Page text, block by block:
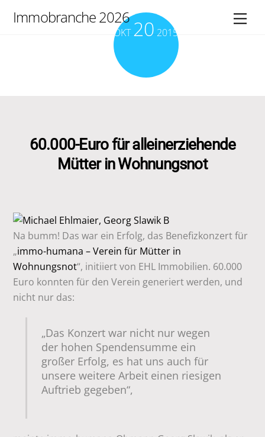
Immobranche 2026
OKT 20 2015
60.000-Euro für alleinerziehende
Mütter in Wohnungsnot
Na bumm! Das war ein Erfolg, das Benefizkonzert für
„immo-humana – Verein für Mütter in
Wohnungsnot“, initiiert von EHL Immobilien. 60.000
Euro konnten für den Verein generiert werden, und
nicht nur das:
„Das Konzert war nicht nur wegen
der hohen Spendensumme ein
großer Erfolg, es hat uns auch für
unsere weitere Arbeit einen riesigen
Auftrieb gegeben“,